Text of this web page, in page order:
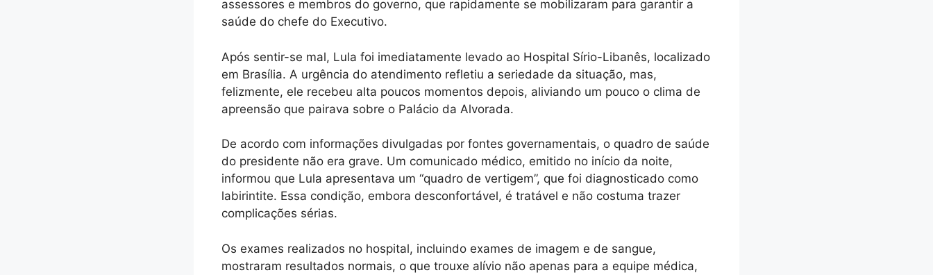
assessores e membros do governo, que rapidamente se mobilizaram para garantir a
saúde do chefe do Executivo.
Após sentir-se mal, Lula foi imediatamente levado ao Hospital Sírio-Libanês, localizado
em Brasília. A urgência do atendimento refletiu a seriedade da situação, mas,
felizmente, ele recebeu alta poucos momentos depois, aliviando um pouco o clima de
apreensão que pairava sobre o Palácio da Alvorada.
De acordo com informações divulgadas por fontes governamentais, o quadro de saúde
do presidente não era grave. Um comunicado médico, emitido no início da noite,
informou que Lula apresentava um “quadro de vertigem”, que foi diagnosticado como
labirintite. Essa condição, embora desconfortável, é tratável e não costuma trazer
complicações sérias.
Os exames realizados no hospital, incluindo exames de imagem e de sangue,
mostraram resultados normais, o que trouxe alívio não apenas para a equipe médica,